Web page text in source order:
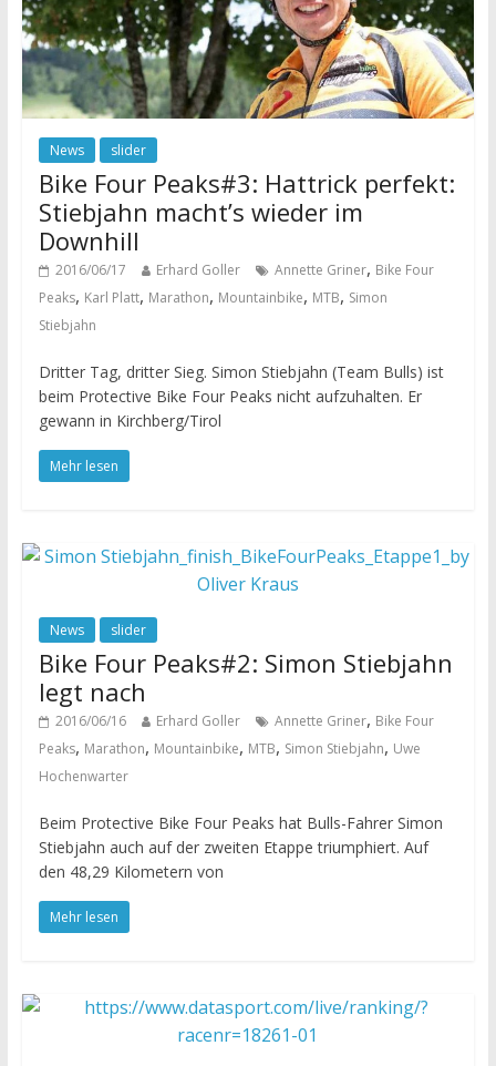
News slider
Bike Four Peaks#3: Hattrick perfekt:
Stiebjahn macht’s wieder im
Downhill
2016/06/17 Erhard Goller Annette Griner, Bike Four
Peaks, Karl Platt, Marathon, Mountainbike, MTB, Simon
Stiebjahn
Dritter Tag, dritter Sieg. Simon Stiebjahn (Team Bulls) ist
beim Protective Bike Four Peaks nicht aufzuhalten. Er
gewann in Kirchberg/Tirol
Mehr lesen
News slider
Bike Four Peaks#2: Simon Stiebjahn
legt nach
2016/06/16 Erhard Goller Annette Griner, Bike Four
Peaks, Marathon, Mountainbike, MTB, Simon Stiebjahn, Uwe
Hochenwarter
Beim Protective Bike Four Peaks hat Bulls-Fahrer Simon
Stiebjahn auch auf der zweiten Etappe triumphiert. Auf
den 48,29 Kilometern von
Mehr lesen